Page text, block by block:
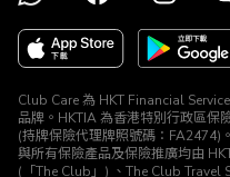
Club Care 為 HKT Financial
品牌。HKTIA 為香港特別行政區保
(持牌保險代理牌照號碼：FA2474)
與所有保險產品及保險推廣均由
(「The Club」) 、The Club Travel